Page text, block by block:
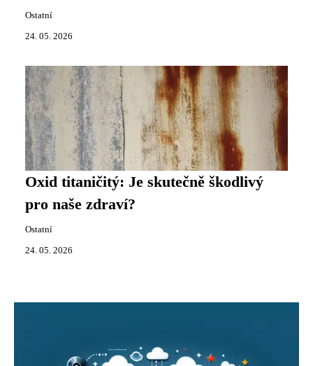
Ostatní
24. 05. 2026
Oxid titaničitý: Je skutečně škodlivý
pro naše zdraví?
Ostatní
24. 05. 2026